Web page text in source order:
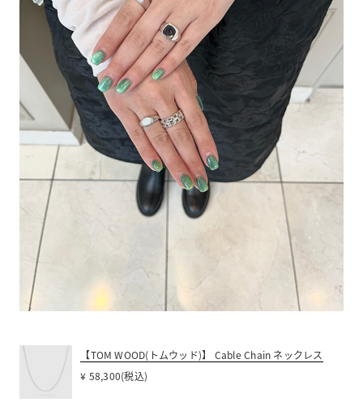
【TOM WOOD(トムウッド)】 Cable Chain ネックレス
¥ 58,300(税込)